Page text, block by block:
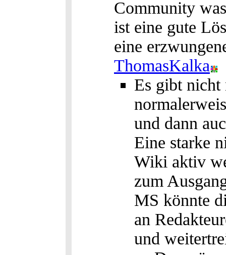
Community
ist eine gute
eine
ThomasKalka
Es gibt nicht
und dann
Eine starke
Wiki aktiv
zum
MS könnte
an
und